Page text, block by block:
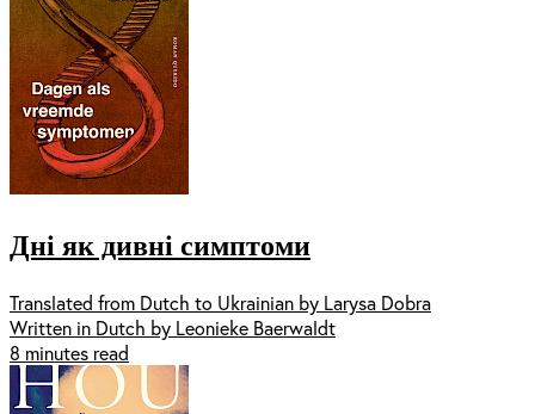
Дні як дивні симптоми
Translated from Dutch to Ukrainian by Larysa Dobra
Written in Dutch by Leonieke Baerwaldt
8 minutes read